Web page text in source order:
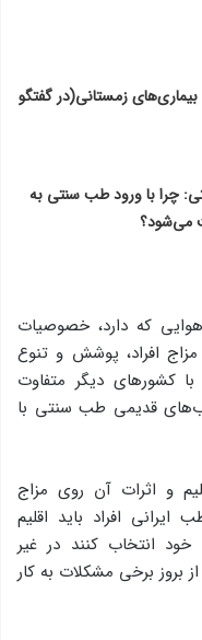
بیماری‌های زمستانی(در گفتگو
چرا با ورود طب سنتی به
كه دارد، خصوصیات
افراد، پوشش و تنوع
كشورهای دیگر متفاوت
قدیمی طب سنتی با
و اثرات آن روی مزاج
افراد باید اقلیم
انتخاب كنند در غیر
بروز برخی مشكلات به كار